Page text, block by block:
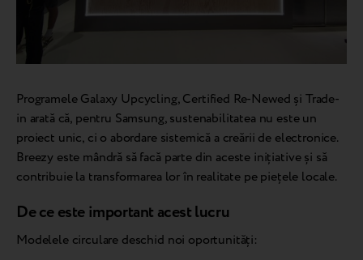
Programele Galaxy Upcycling, Certified Re-Newed și Trade-
in arată că, pentru Samsung, sustenabilitatea nu este un
proiect unic, ci o abordare sistemică a creării de electronice.
Breezy este mândră să facă parte din aceste inițiative și să
contribuie la transformarea lor în realitate pe piețele locale.
De ce este important acest lucru
Modelele circulare deschid noi oportunități: